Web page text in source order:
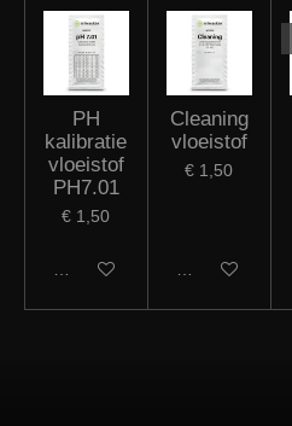
PH
kalibratie
vloeistof
PH7.01
€ 1,50
In winkelwagen
Cleaning
vloeistof
€ 1,50
In winkelwagen